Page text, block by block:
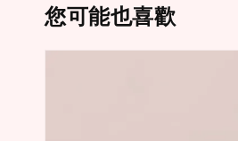
您可能也喜歡